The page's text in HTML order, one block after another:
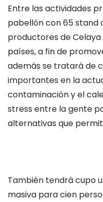
Entre las actividades
pabellón con 65 stand
productores de
países, a fin de
además se tratará de
importantes en la
contaminación y el
stress entre la gente
alternativas que
También tendrá cupo
masiva para cien